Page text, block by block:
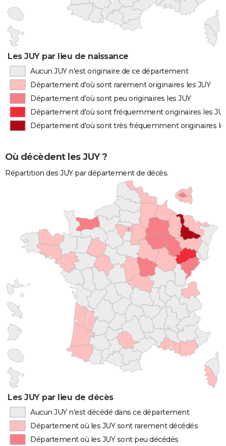
Les JUY par lieu de naissance
Aucun JUY n'est originaire de ce département
Département d'où sont rarement originaires les JUY
Département d'où sont peu originaires les JUY
Département d'où sont fréquemment originaires les
Département d'où sont très fréquemment originaires
Où décèdent les JUY ?
Répartition des JUY par département de décès.
Les JUY par lieu de décès
Aucun JUY n'est décédé dans ce département
Département où les JUY sont rarement décédés
Département où les JUY sont peu décédés